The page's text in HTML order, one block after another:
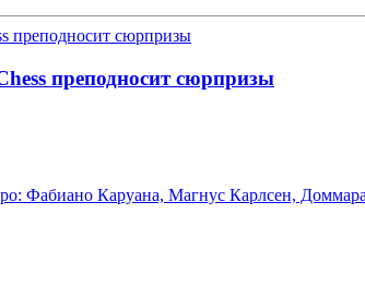
преподносит сюрпризы
Фабиано Каруана, Магнус Карлсен,